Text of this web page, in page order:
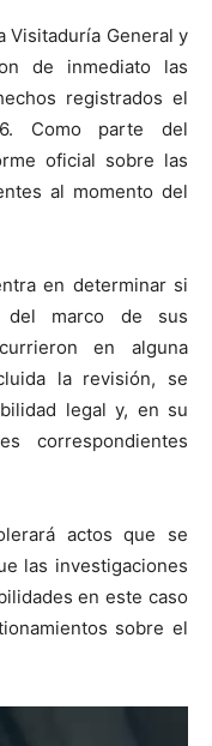
Visitaduría General y
de inmediato las
registrados el
Como parte del
oficial sobre las
al momento del
en determinar si
del marco de sus
en alguna
la revisión, se
legal y, en su
correspondientes
actos que se
las investigaciones
en este caso
sobre el